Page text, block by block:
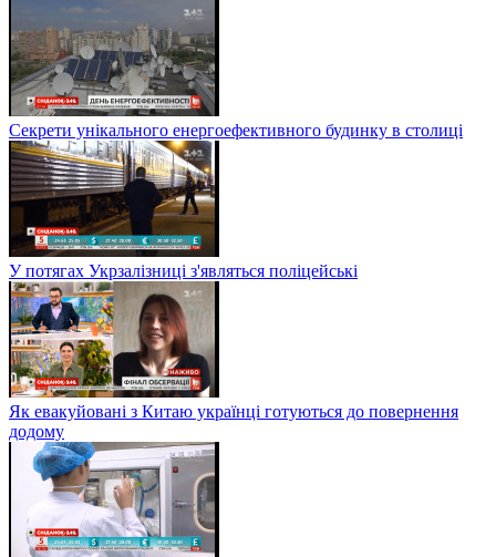
Секрети унікального енергоефективного будинку в столиці
У потягах Укрзалізниці з'являться поліцейські
Як евакуйовані з Китаю українці готуються до повернення
додому